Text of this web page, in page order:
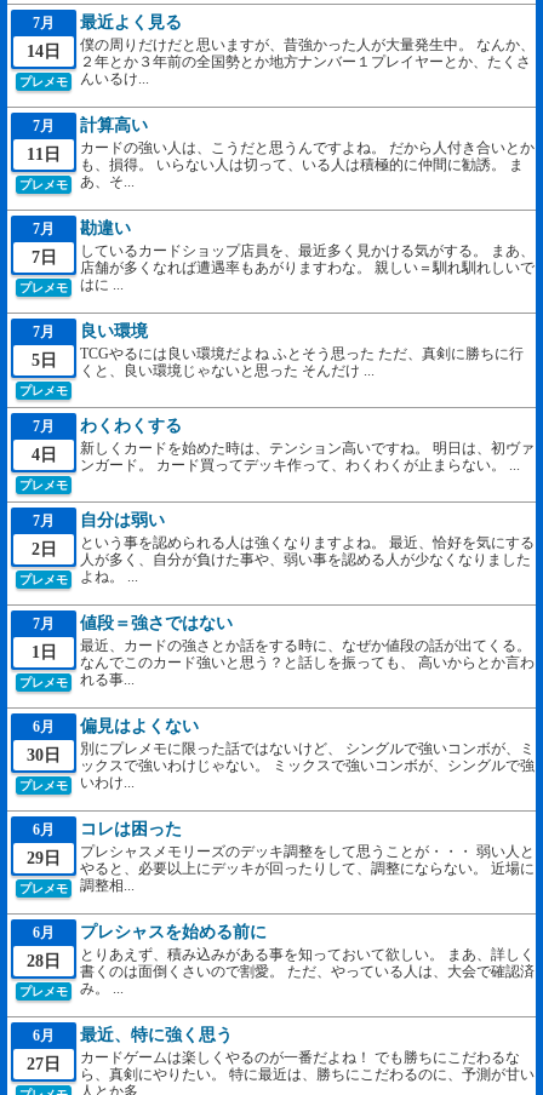
7月
14日
プレメモ
最近よく見る
僕の周りだけだと思いますが、昔強かった人が大量発生中。 なんか、
２年とか３年前の全国勢とか地方ナンバー１プレイヤーとか、たくさ
んいるけ...
7月
11日
プレメモ
計算高い
カードの強い人は、こうだと思うんですよね。 だから人付き合いとか
も、損得。 いらない人は切って、いる人は積極的に仲間に勧誘。 ま
あ、そ...
7月
7日
プレメモ
勘違い
しているカードショップ店員を、最近多く見かける気がする。 まあ、
店舗が多くなれば遭遇率もあがりますわな。 親しい＝馴れ馴れしいで
はに ...
7月
5日
プレメモ
良い環境
TCGやるには良い環境だよね ふとそう思った ただ、真剣に勝ちに行
くと、良い環境じゃないと思った そんだけ ...
7月
4日
プレメモ
わくわくする
新しくカードを始めた時は、テンション高いですね。 明日は、初ヴァ
ンガード。 カード買ってデッキ作って、わくわくが止まらない。 ...
7月
2日
プレメモ
自分は弱い
という事を認められる人は強くなりますよね。 最近、恰好を気にする
人が多く、自分が負けた事や、弱い事を認める人が少なくなりました
よね。 ...
7月
1日
プレメモ
値段＝強さではない
最近、カードの強さとか話をする時に、なぜか値段の話が出てくる。
なんでこのカード強いと思う？と話しを振っても、 高いからとか言わ
れる事...
6月
30日
プレメモ
偏見はよくない
別にプレメモに限った話ではないけど、 シングルで強いコンボが、ミ
ックスで強いわけじゃない。 ミックスで強いコンボが、シングルで強
いわけ...
6月
29日
プレメモ
コレは困った
プレシャスメモリーズのデッキ調整をして思うことが・・・ 弱い人と
やると、必要以上にデッキが回ったりして、調整にならない。 近場に
調整相...
6月
28日
プレメモ
プレシャスを始める前に
とりあえず、積み込みがある事を知っておいて欲しい。 まあ、詳しく
書くのは面倒くさいので割愛。 ただ、やっている人は、大会で確認済
み。 ...
6月
27日
最近、特に強く思う
カードゲームは楽しくやるのが一番だよね！ でも勝ちにこだわるな
ら、真剣にやりたい。 特に最近は、勝ちにこだわるのに、予測が甘い
人とか多...